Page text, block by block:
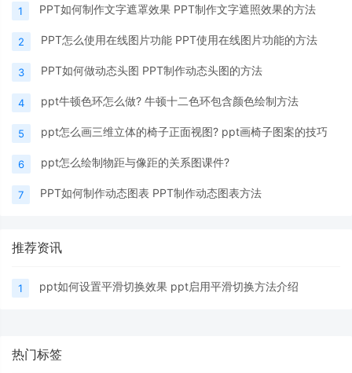
1 PPT如何制作文字遮罩效果 PPT制作文字遮照效果的方法
2 PPT怎么使用在线图片功能 PPT使用在线图片功能的方法
3 PPT如何做动态头图 PPT制作动态头图的方法
4 ppt牛顿色环怎么做? 牛顿十二色环包含颜色绘制方法
5 ppt怎么画三维立体的椅子正面视图? ppt画椅子图案的技巧
6 ppt怎么绘制物距与像距的关系图课件?
7 PPT如何制作动态图表 PPT制作动态图表方法
推荐资讯
1 ppt如何设置平滑切换效果 ppt启用平滑切换方法介绍
热门标签